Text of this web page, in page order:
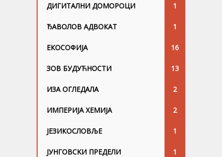
ДИГИТАЛНИ ДОМОРОЦИ 1
ЂАВОЛОВ АДВОКАТ 1
ЕКОСОФИЈА 16
ЗОВ БУДУЋНОСТИ 13
ИЗА ОГЛЕДАЛА 2
ИМПЕРИЈА ХЕМИЈА 2
ЈЕЗИКОСЛОВЉЕ 1
ЈУНГОВСKИ ПРЕДЕЛИ 1